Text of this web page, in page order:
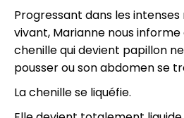
Progressant dans les
vivant, Marianne nous
chenille qui devient papillon
pousser ou son abdomen se
La chenille se liquéfie.